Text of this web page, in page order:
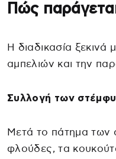
Πώς
Η διαδικασία ξεκινά
αμπελιών και την
Συλλογή των
Μετά το πάτημα των
φλούδες, τα